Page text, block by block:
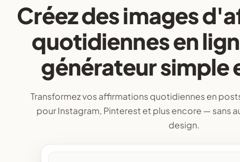
Créez des images
quotidiennes en
générateur simple
Transformez vos affirmations quotidiennes en
pour Instagram, Pinterest et plus encore — sans
design.